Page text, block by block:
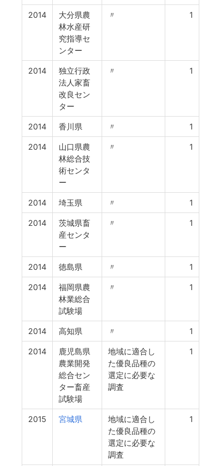
2014
大分県農
林水産研
究指導セ
ンター
〃 1
2014
独立行政
法人家畜
改良セン
ター
〃 1
2014 香川県 〃 1
2014
山口県農
林総合技
術センタ
ー
〃 1
2014 埼玉県 〃 1
2014
茨城県畜
産センタ
ー
〃 1
2014 徳島県 〃 1
2014
福岡県農
林業総合
試験場
〃 1
2014 高知県 〃 1
2014
鹿児島県
農業開発
総合セン
ター畜産
試験場
地域に適合し
た優良品種の
選定に必要な
調査
1
2015 宮城県
地域に適合し
た優良品種の
選定に必要な
調査
1